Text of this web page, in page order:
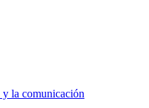
la comunicación